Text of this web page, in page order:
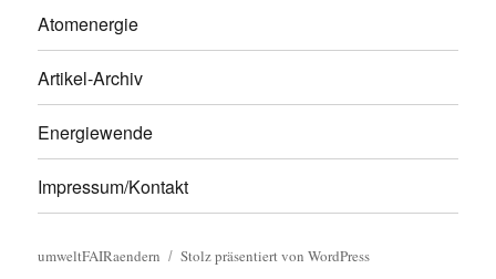
Atomenergie
Artikel-Archiv
Energiewende
Impressum/Kontakt
umweltFAIRaendern Stolz präsentiert von WordPress